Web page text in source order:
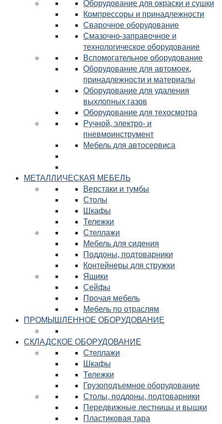
Оборудование для окраски и сушки
Компрессоры и принадлежности
Сварочное оборудование
Смазочно-заправочное и
технологическое оборудование
Вспомогательное оборудование
Оборудование для автомоек,
принадлежности и материалы
Оборудование для удаления
выхлопных газов
Оборудование для техосмотра
Ручной, электро- и
пневмоинструмент
Мебель для автосервиса
МЕТАЛЛИЧЕСКАЯ МЕБЕЛЬ
Верстаки и тумбы
Столы
Шкафы
Тележки
Стеллажи
Мебель для сидения
Поддоны, подтоварники
Контейнеры для стружки
Ящики
Сейфы
Прочая мебель
Мебель по отраслям
ПРОМЫШЛЕННОЕ ОБОРУДОВАНИЕ
СКЛАДСКОЕ ОБОРУДОВАНИЕ
Стеллажи
Шкафы
Тележки
Грузоподъемное оборудование
Столы, поддоны, подтоварники
Передвижные лестницы и вышки
Пластиковая тара